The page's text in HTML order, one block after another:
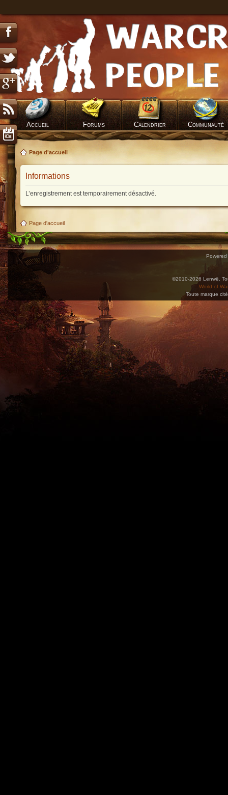
Accueil Forums Calendrier Communauté
Page d'accueil
Informations
L’enregistrement est temporairement désactivé.
Page d'accueil
©2010-2026 Lenwë.
World of
Toute marque
Utilisez l'adresse suivante pour accéder au calendrier des évènements depuis d'autres
charge le format iCal.